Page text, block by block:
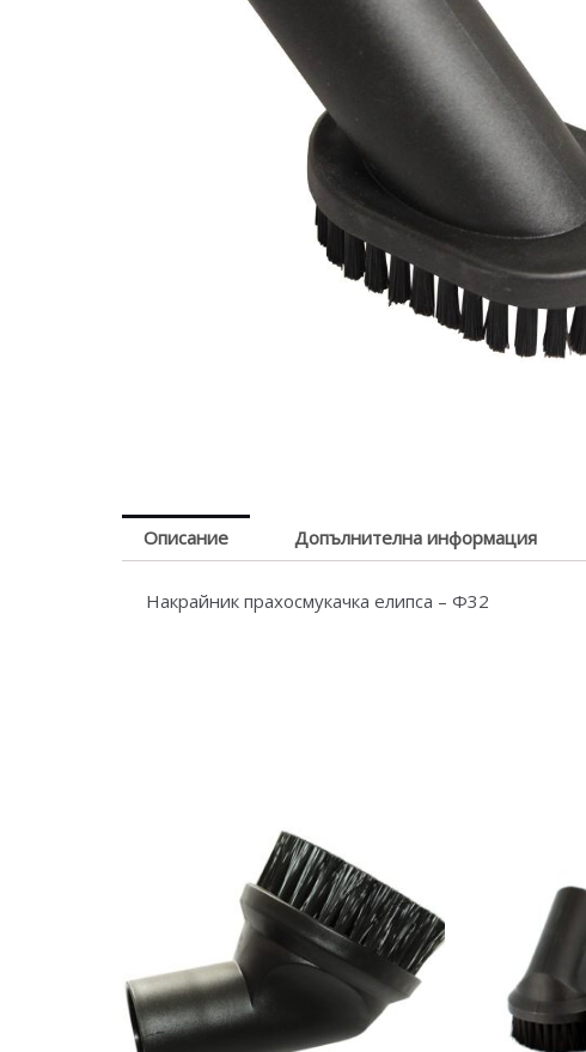
Описание Допълнителна информация
Накрайник прахосмукачка елипса – Ф32